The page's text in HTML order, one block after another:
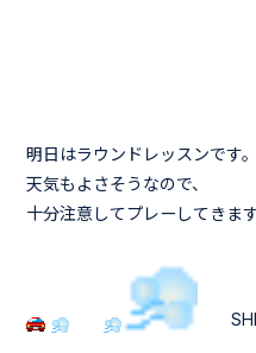
明日はラウンドレッスンです。
天気もよさそうなので、
十分注意してプレーしてきます